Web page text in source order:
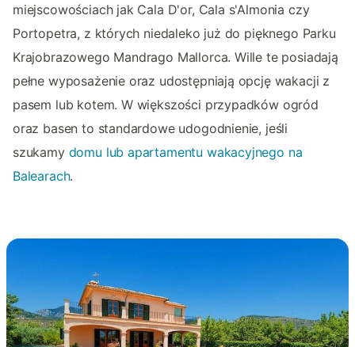
miejscowościach jak Cala D'or, Cala s'Almonia czy
Portopetra, z których niedaleko już do pięknego Parku
Krajobrazowego Mandrago Mallorca. Wille te posiadają
pełne wyposażenie oraz udostępniają opcję wakacji z
pasem lub kotem. W większości przypadków ogród
oraz basen to standardowe udogodnienie, jeśli
szukamy domu lub apartamentu wakacyjnego na
Balearach.